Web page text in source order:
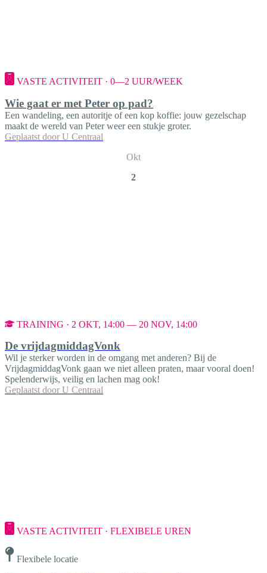
VASTE ACTIVITEIT · 0—2 UUR/WEEK
Wie gaat er met Peter op pad?
Een wandeling, een autoritje of een kop koffie: jouw gezelschap
maakt de wereld van Peter weer een stukje groter.
Geplaatst door U Centraal
Okt
2
TRAINING · 2 OKT, 14:00 — 20 NOV, 14:00
De vrijdagmiddagVonk
Wil je sterker worden in de omgang met anderen? Bij de
VrijdagmiddagVonk gaan we niet alleen praten, maar vooral doen!
Spelenderwijs, veilig en lachen mag ook!
Geplaatst door U Centraal
VASTE ACTIVITEIT · FLEXIBELE UREN
Flexibele locatie